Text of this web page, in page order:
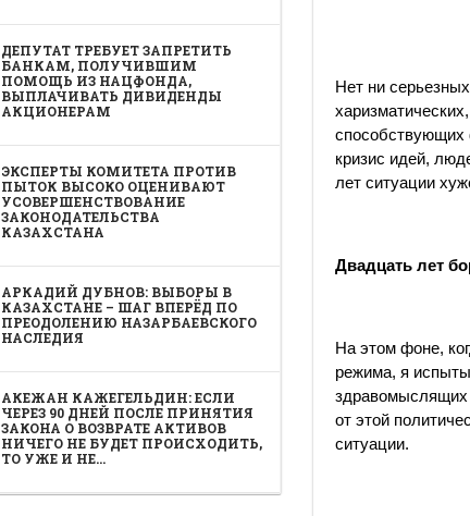
ДЕПУТАТ ТРЕБУЕТ ЗАПРЕТИТЬ
БАНКАМ, ПОЛУЧИВШИМ
ПОМОЩЬ ИЗ НАЦФОНДА,
ВЫПЛАЧИВАТЬ ДИВИДЕНДЫ
АКЦИОНЕРАМ
ЭКСПЕРТЫ КОМИТЕТА ПРОТИВ
ПЫТОК ВЫСОКО ОЦЕНИВАЮТ
УСОВЕРШЕНСТВОВАНИЕ
ЗАКОНОДАТЕЛЬСТВА
КАЗАХСТАНА
АРКАДИЙ ДУБНОВ: ВЫБОРЫ В
КАЗАХСТАНЕ – ШАГ ВПЕРЁД ПО
ПРЕОДОЛЕНИЮ НАЗАРБАЕВСКОГО
НАСЛЕДИЯ
АКЕЖАН КАЖЕГЕЛЬДИН: ЕСЛИ
ЧЕРЕЗ 90 ДНЕЙ ПОСЛЕ ПРИНЯТИЯ
ЗАКОНА О ВОЗВРАТЕ АКТИВОВ
НИЧЕГО НЕ БУДЕТ ПРОИСХОДИТЬ,
ТО УЖЕ И НЕ…
Нет ни
способствующих
кризис идей,
лет ситуации
Двадцать лет
На этом фоне,
режима, я
здравомыслящих
от этой
ситуации.